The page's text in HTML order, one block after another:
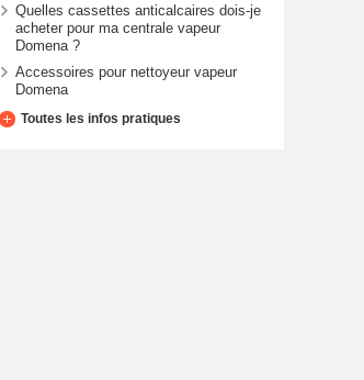
Quelles cassettes anticalcaires dois-je
acheter pour ma centrale vapeur
Domena ?
Accessoires pour nettoyeur vapeur
Domena
Toutes les infos pratiques